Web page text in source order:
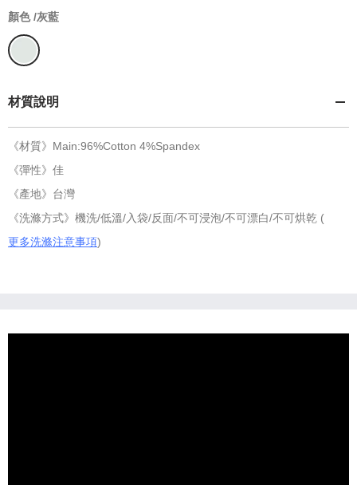
顏色 /灰藍
材質說明
《材質》Main:96%Cotton 4%Spandex
《彈性》佳
《產地》台灣
《洗滌方式》機洗/低溫/入袋/反面/不可浸泡/不可漂白/不可烘乾 (
更多洗滌注意事項)